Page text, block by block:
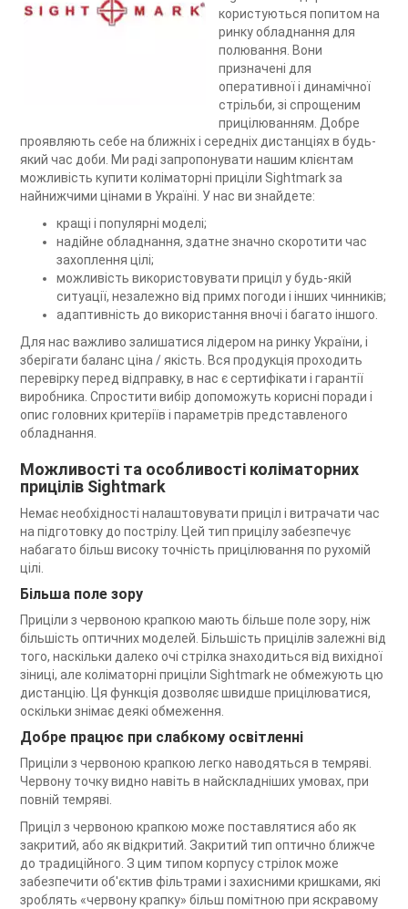
користуються попитом на
ринку обладнання для
полювання. Вони
призначені для
оперативної і динамічної
стрільби, зі спрощеним
прицілюванням. Добре
проявляють себе на ближніх і середніх дистанціях в будь-
який час доби. Ми раді запропонувати нашим клієнтам
можливість купити коліматорні приціли Sightmark за
найнижчими цінами в Україні. У нас ви знайдете:
кращі і популярні моделі;
надійне обладнання, здатне значно скоротити час
захоплення цілі;
можливість використовувати приціл у будь-якій
ситуації, незалежно від примх погоди і інших чинників;
адаптивність до використання вночі і багато іншого.
Для нас важливо залишатися лідером на ринку України, і
зберігати баланс ціна / якість. Вся продукція проходить
перевірку перед відправку, в нас є сертифікати і гарантії
виробника. Спростити вибір допоможуть корисні поради і
опис головних критеріїв і параметрів представленого
обладнання.
Можливості та особливості коліматорних
прицілів Sightmark
Немає необхідності налаштовувати приціл і витрачати час
на підготовку до пострілу. Цей тип прицілу забезпечує
набагато більш високу точність прицілювання по рухомій
цілі.
Більша поле зору
Приціли з червоною крапкою мають більше поле зору, ніж
більшість оптичних моделей. Більшість прицілів залежні від
того, наскільки далеко очі стрілка знаходиться від вихідної
зіниці, але коліматорні приціли Sightmark не обмежують цю
дистанцію. Ця функція дозволяє швидше прицілюватися,
оскільки знімає деякі обмеження.
Добре працює при слабкому освітленні
Приціли з червоною крапкою легко наводяться в темряві.
Червону точку видно навіть в найскладніших умовах, при
повній темряві.
Приціл з червоною крапкою може поставлятися або як
закритий, або як відкритий. Закритий тип оптично ближче
до традиційного. З цим типом корпусу стрілок може
забезпечити об'єктив фільтрами і захисними кришками, які
зроблять «червону крапку» більш помітною при яскравому